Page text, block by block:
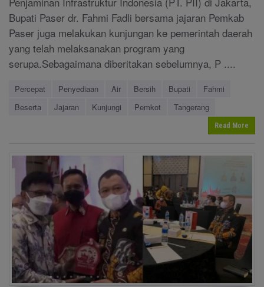
Bupati Paser dr. Fahmi Fadli bersama jajaran Pemkab
Paser juga melakukan kunjungan ke pemerintah daerah
yang telah melaksanakan program yang
serupa.Sebagaimana diberitakan sebelumnya, P ....
Percepat Penyediaan Air Bersih Bupati
Fahmi
Beserta
Jajaran Kunjungi Pemkot Tangerang
Read More